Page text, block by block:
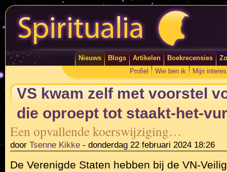
Nieuws Blogs Artikelen Boekrecensies
Profiel
Wie ben ik Mijn
VS kwam zelf met voorstel
die oproept tot staakt-het-
Een opvallende koerswijziging…
door Tsenne Kikke - donderdag 22 februari 2024 18:26
De Verenigde Staten hebben bij de VN-